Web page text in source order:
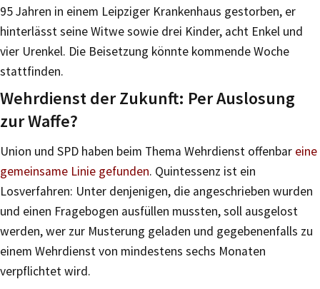
95 Jahren in einem Leipziger Krankenhaus gestorben, er
hinterlässt seine Witwe sowie drei Kinder, acht Enkel und
vier Urenkel. Die Beisetzung könnte kommende Woche
stattfinden.
Wehrdienst der Zukunft: Per Auslosung
zur Waffe?
Union und SPD haben beim Thema Wehrdienst offenbar eine
gemeinsame Linie gefunden. Quintessenz ist ein
Losverfahren: Unter denjenigen, die angeschrieben wurden
und einen Fragebogen ausfüllen mussten, soll ausgelost
werden, wer zur Musterung geladen und gegebenenfalls zu
einem Wehrdienst von mindestens sechs Monaten
verpflichtet wird.